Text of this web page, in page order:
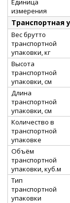
Единица
измерения
Транспортная
Вес брутто
транспортной
упаковки, кг
Высота
транспортной
упаковки, см
Длина
транспортной
упаковки, см
Количество в
транспортной
упаковке
Объём
транспортной
упаковки, куб.м
Тип
транспортной
упаковки